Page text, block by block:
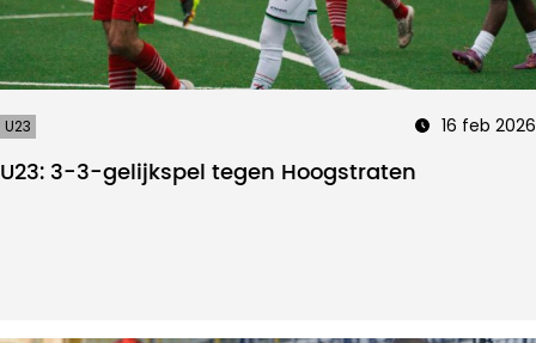
U23 16 feb 2026
U23: 3-3-gelijkspel tegen Hoogstraten